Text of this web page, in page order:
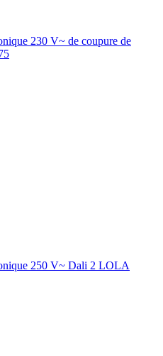
230 V~ de coupure de
250 V~ Dali 2 LOLA